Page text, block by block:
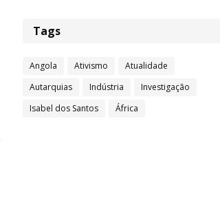
Tags
Angola Ativismo
Atualidade
Autarquias
Indústria
Investigação
Isabel dos Santos
África